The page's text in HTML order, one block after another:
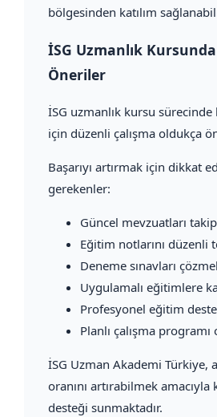
bölgesinden katılım
İSG Uzmanlık
Öneriler
İSG uzmanlık kursu sürecinde
için düzenli çalışma oldukça
Başarıyı artırmak için dikkat
gerekenler:
Güncel mevzuatları
Eğitim notlarını düzenli
Deneme sınavları
Uygulamalı eğitimlere
Profesyonel eğitim
Planlı çalışma
İSG Uzman Akademi Türkiye,
oranını artırabilmek amacıyla
desteği sunmaktadır.